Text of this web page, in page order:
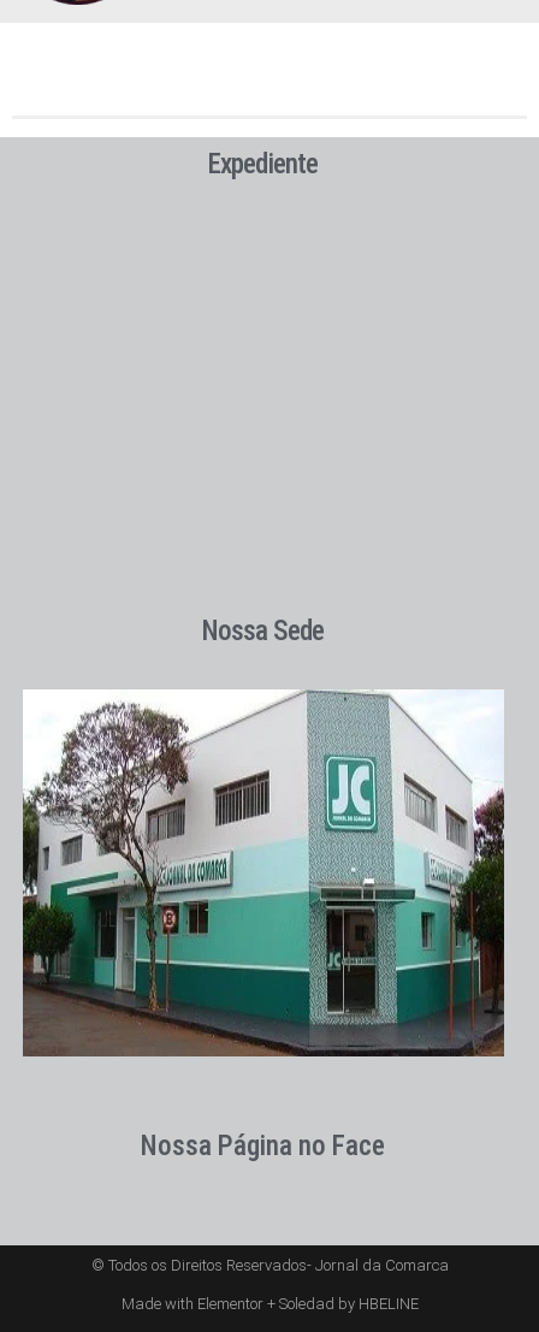
Expediente
Nossa Sede
Nossa Página no Face
© Todos os Direitos Reservados- Jornal da Comarca
Made with Elementor + Soledad by HBELINE